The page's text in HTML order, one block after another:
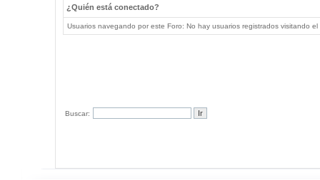
¿Quién está conectado?
Usuarios navegando por este Foro: No hay usuarios registrados visitando
Buscar: